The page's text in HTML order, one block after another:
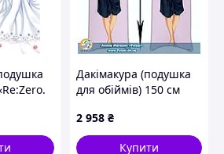
світі
Дакімакура (подушка
для обіймів) 150 см
Masamune
2 958 ₴
Купити